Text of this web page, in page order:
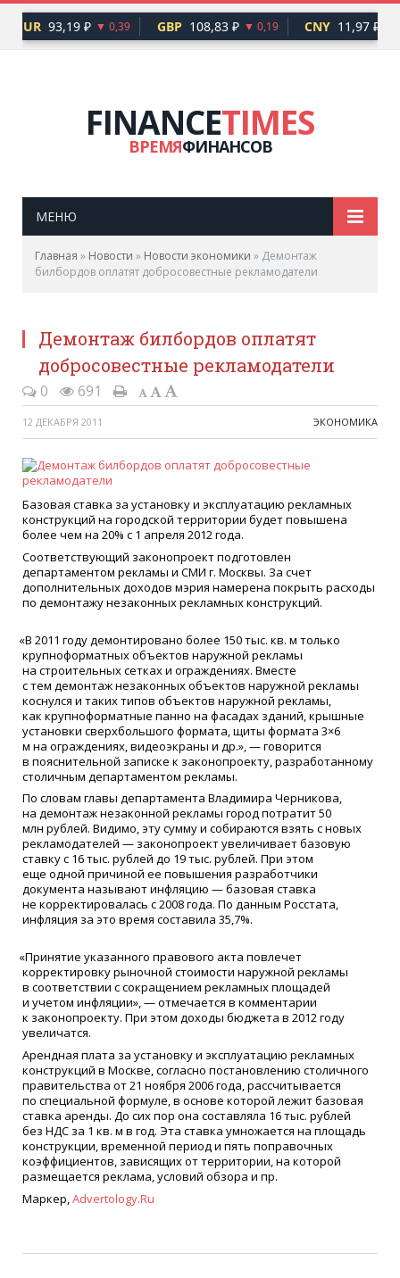
EUR 93,19 ₽ ▼ 0,39 GBP 108,83 ₽ ▼ 0,19 CNY 11,97 ₽
FINANCETIMES
ВРЕМЯФИНАНСОВ
МЕНЮ
Главная » Новости » Новости экономики » Демонтаж
билбордов оплатят добросовестные рекламодатели
Демонтаж билбордов оплатят
добросовестные рекламодатели
0 691
12 ДЕКАБРЯ 2011 ЭКОНОМИКА
Базовая ставка за установку и эксплуатацию рекламных
конструкций на городской территории будет повышена
более чем на 20% с 1 апреля 2012 года.
Соответствующий законопроект подготовлен
департаментом рекламы и СМИ г. Москвы. За счет
дополнительных доходов мэрия намерена покрыть расходы
по демонтажу незаконных рекламных конструкций.
«В 2011 году демонтировано более 150 тыс. кв. м только
крупноформатных объектов наружной рекламы
на строительных сетках и ограждениях. Вместе
с тем демонтаж незаконных объектов наружной рекламы
коснулся и таких типов объектов наружной рекламы,
как крупноформатные панно на фасадах зданий, крышные
установки сверхбольшого формата, щиты формата 3×6
м на ограждениях, видеоэкраны и др.», — говорится
в пояснительной записке к законопроекту, разработанному
столичным департаментом рекламы.
По словам главы департамента Владимира Черникова,
на демонтаж незаконной рекламы город потратит 50
млн рублей. Видимо, эту сумму и собираются взять с новых
рекламодателей — законопроект увеличивает базовую
ставку с 16 тыс. рублей до 19 тыс. рублей. При этом
еще одной причиной ее повышения разработчики
документа называют инфляцию — базовая ставка
не корректировалась с 2008 года. По данным Росстата,
инфляция за это время составила 35,7%.
«Принятие указанного правового акта повлечет
корректировку рыночной стоимости наружной рекламы
в соответствии с сокращением рекламных площадей
и учетом инфляции», — отмечается в комментарии
к законопроекту. При этом доходы бюджета в 2012 году
увеличатся.
Арендная плата за установку и эксплуатацию рекламных
конструкций в Москве, согласно постановлению столичного
правительства от 21 ноября 2006 года, рассчитывается
по специальной формуле, в основе которой лежит базовая
ставка аренды. До сих пор она составляла 16 тыс. рублей
без НДС за 1 кв. м в год. Эта ставка умножается на площадь
конструкции, временной период и пять поправочных
коэффициентов, зависящих от территории, на которой
размещается реклама, условий обзора и пр.
Маркер,Advertology.Ru